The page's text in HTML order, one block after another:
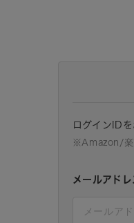
ログインID
※Amazon/楽
メールアドレ